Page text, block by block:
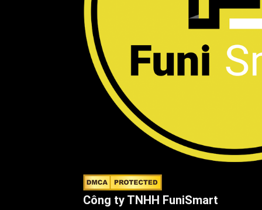
Công ty TNHH FuniSmart